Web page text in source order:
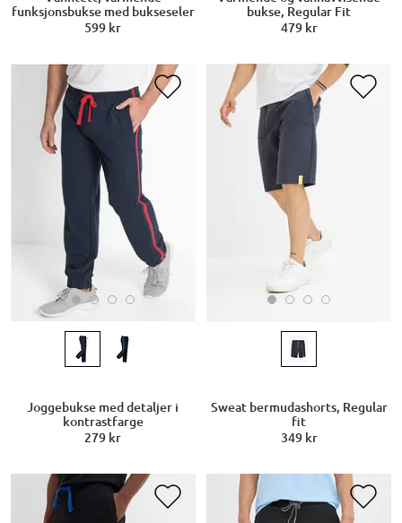
funksjonsbukse med bukseseler
599 kr
bukse, Regular Fit
479 kr
Joggebukse med detaljer i
kontrastfarge
279 kr
Sweat bermudashorts, Regular
fit
349 kr